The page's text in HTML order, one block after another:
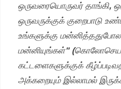
ஒருவரையொருவர் தாங்கி,
ஒருவருக்குக் குறைபாடு
உங்களுக்கு
மன்னியுங்கள்"
கட்டளைகளுக்குக்
அக்கறையும் இல்லாமல்